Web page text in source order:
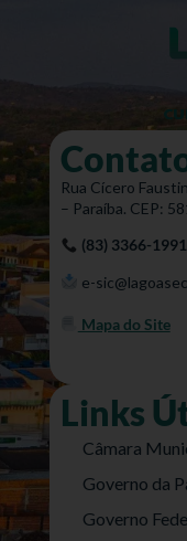
Rua Cícero
– Paraíba. CEP:
(83) 3366-1991
e-
Mapa do Site
Links
Câmara
Governo da
Governo